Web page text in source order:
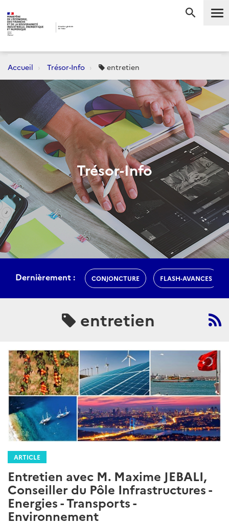
Accueil Trésor-Info entretien
Trésor-Info
Dernièrement : CONJONCTURE FLASH-AVANCES
entretien
ARTICLE
Entretien avec M. Maxime JEBALI,
Conseiller du Pôle Infrastructures -
Energies - Transports -
Environnement